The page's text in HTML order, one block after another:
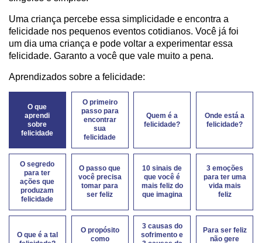
Uma criança percebe essa simplicidade e encontra a
felicidade nos pequenos eventos cotidianos. Você já foi
um dia uma criança e pode voltar a experimentar essa
felicidade. Garanto a você que vale muito a pena.
Aprendizados sobre a felicidade:
O que
aprendi
sobre
felicidade
O primeiro
passo para
encontrar
sua
felicidade
Quem é a
felicidade?
Onde está a
felicidade?
O segredo
para ter
ações que
produzam
felicidade
O passo que
você precisa
tomar para
ser feliz
10 sinais de
que você é
mais feliz do
que imagina
3 emoções
para ter uma
vida mais
feliz
O que é a tal
O propósito
como
3 causas do
sofrimento e
Para ser feliz
não gere